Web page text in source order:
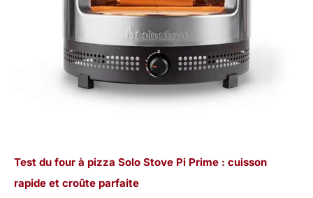
Test du four à pizza Solo Stove Pi Prime : cuisson
rapide et croûte parfaite